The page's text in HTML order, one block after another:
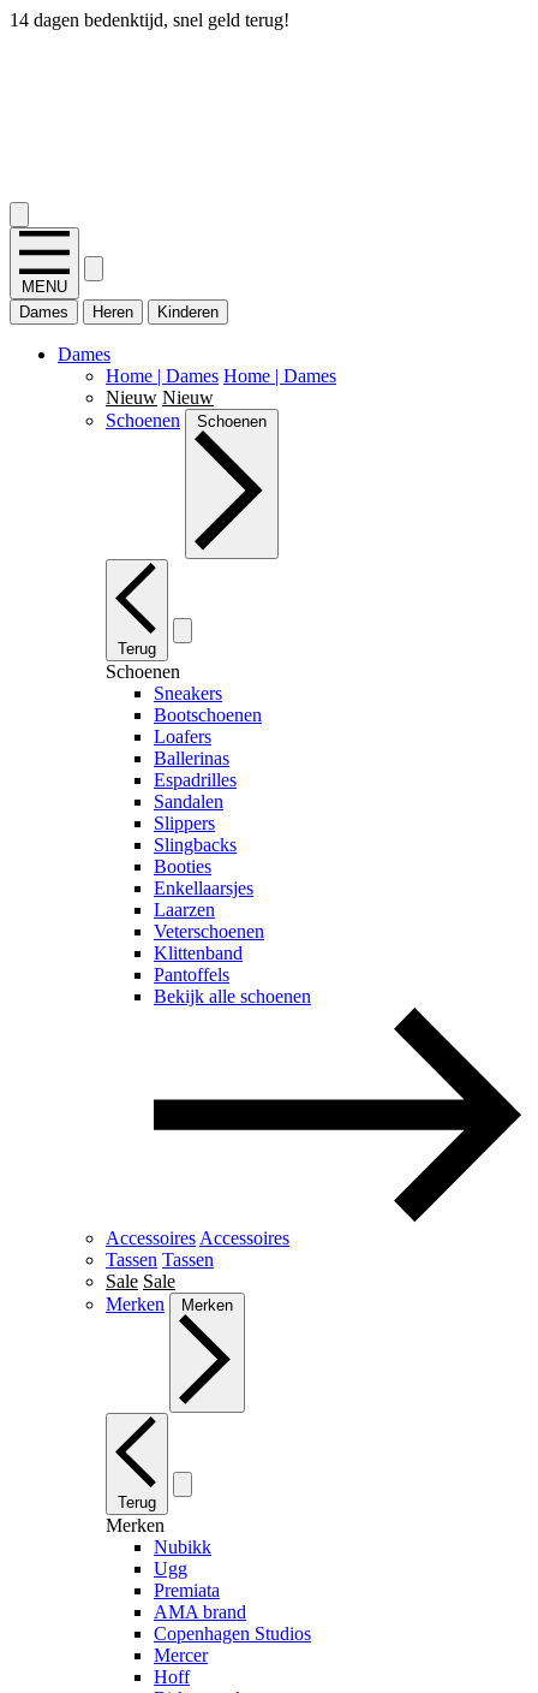
14 dagen bedenktijd, snel geld terug!
MENU
Dames
Heren Kinderen
Dames
Home | Dames Home | Dames
Nieuw Nieuw
Schoenen
Schoenen
Terug
Schoenen
Sneakers
Bootschoenen
Loafers
Ballerinas
Espadrilles
Sandalen
Slippers
Slingbacks
Booties
Enkellaarsjes
Laarzen
Veterschoenen
Klittenband
Pantoffels
Bekijk alle schoenen
Accessoires Accessoires
Tassen Tassen
Sale Sale
Merken
Merken
Terug
Merken
Nubikk
Ugg
Premiata
AMA brand
Copenhagen Studios
Mercer
Hoff